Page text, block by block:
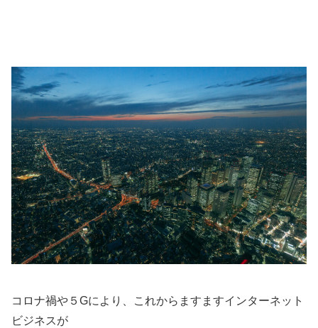
コロナ禍や５Gにより、これからますますインターネット
ビジネスが